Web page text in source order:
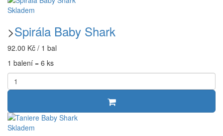
Skladem
>Spirála Baby Shark
92.00 Kč / 1 bal
1 balení = 6 ks
Skladem